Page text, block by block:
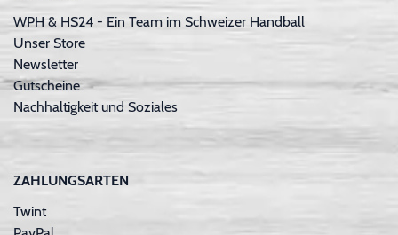
WPH & HS24 - Ein Team im Schweizer Handball
Unser Store
Newsletter
Gutscheine
Nachhaltigkeit und Soziales
ZAHLUNGSARTEN
Twint